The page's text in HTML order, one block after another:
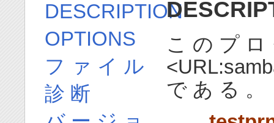
こ の プ ロ
で あ る 。
DESCRIPTION
OPTIONS
フ ァ イ ル
診 断